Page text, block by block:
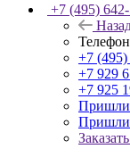
+7 (495)
+7
+7 929
+7 925